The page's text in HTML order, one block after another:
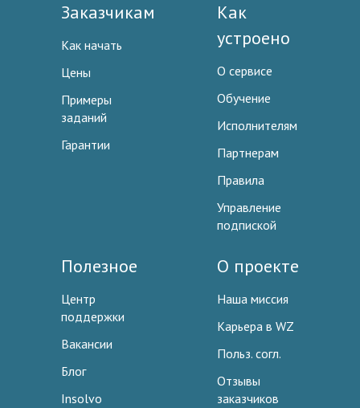
Заказчикам
Как начать
Цены
Примеры
заданий
Гарантии
Как
устроено
О сервисе
Обучение
Исполнителям
Партнерам
Правила
Управление
подпиской
Полезное
Центр
поддержки
Вакансии
Блог
Insolvo
О проекте
Наша миссия
Карьера в WZ
Польз. согл.
Отзывы
заказчиков